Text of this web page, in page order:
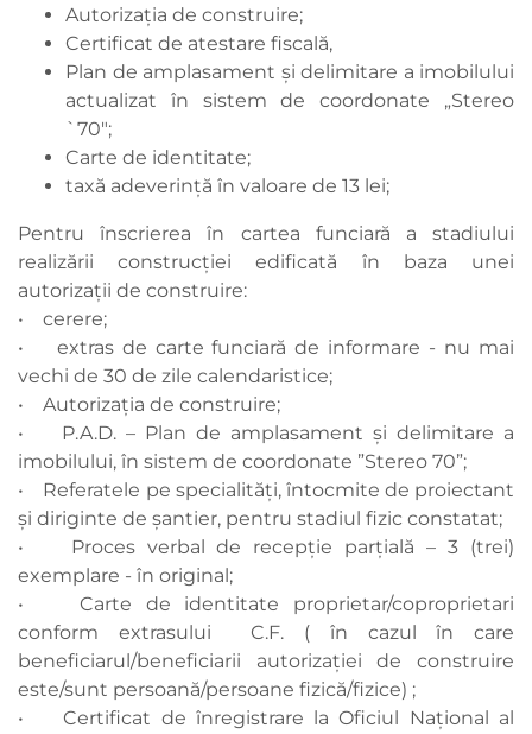
Autorizaţia de construire;
Certificat de atestare fiscală,
Plan de amplasament şi delimitare a imobilului
actualizat în sistem de coordonate „Stereo
`70";
Carte de identitate;
taxă adeverință în valoare de 13 lei;
Pentru înscrierea în cartea funciară a stadiului
realizării construcției edificată în baza unei
autorizații de construire:
• cerere;
• extras de carte funciară de informare - nu mai
vechi de 30 de zile calendaristice;
• Autorizația de construire;
• P.A.D. – Plan de amplasament și delimitare a
imobilului, în sistem de coordonate ”Stereo 70”;
• Referatele pe specialități, întocmite de proiectant
și diriginte de șantier, pentru stadiul fizic constatat;
• Proces verbal de recepție parțială – 3 (trei)
exemplare - în original;
• Carte de identitate proprietar/coproprietari
conform extrasului C.F. ( în cazul în care
beneficiarul/beneficiarii autorizației de construire
este/sunt persoană/persoane fizică/fizice) ;
• Certificat de înregistrare la Oficiul Național al